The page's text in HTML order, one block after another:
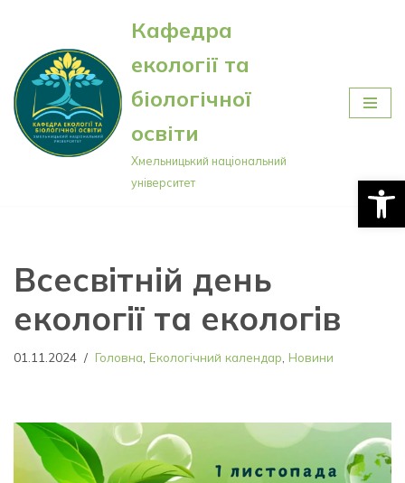
Перейти
до
вмісту
Кафедра
екології та
біологічної
освіти
Хмельницький національний
університет
Всесвітній день
екології та екологів
01.11.2024 Головна Екологічний календар Новини